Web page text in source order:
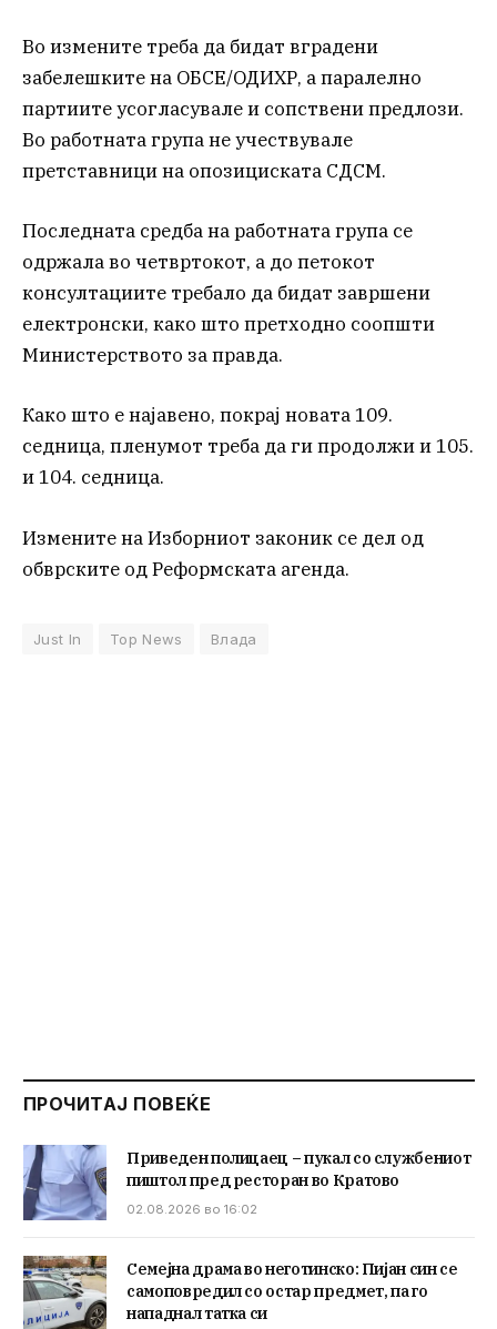
Во измените треба да бидат вградени
забелешките на ОБСЕ/ОДИХР, а паралелно
партиите усогласувале и сопствени предлози.
Во работната група не учествувале
претставници на опозициската СДСМ.
Последната средба на работната група се
одржала во четвртокот, а до петокот
консултациите требало да бидат завршени
електронски, како што претходно соопшти
Министерството за правда.
Како што е најавено, покрај новата 109.
седница, пленумот треба да ги продолжи и 105.
и 104. седница.
Измените на Изборниот законик се дел од
обврските од Реформската агенда.
Just In Top News Влада
ПРОЧИТАЈ ПОВЕЌЕ
Приведен полицаец – пукал со службениот
пиштол пред ресторан во Кратово
02.08.2026 во 16:02
Семејна драма во неготинско: Пијан син се
самоповредил со остар предмет, па го
нападнал татка си